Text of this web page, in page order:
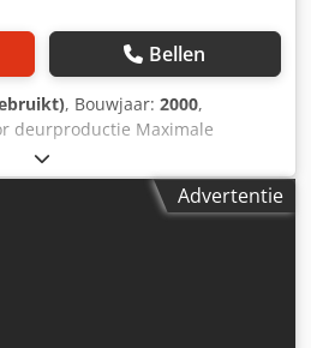
Bellen
, Bouwjaar: 2000,
deurproductie Maximale
sleufdiepte: 170 mm
mm Kop kantelbaar
horizontale boren, Ø: 38 mm,
Dksdpoyryyaefx Acksr 2 x
afstand: 85 mm
Advertentie